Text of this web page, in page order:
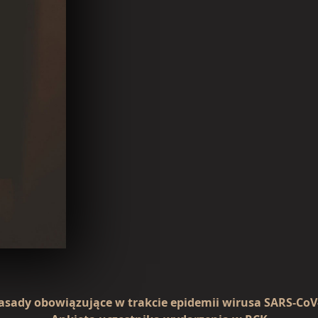
obowiązujące w trakcie epidemii wirusa SARS-